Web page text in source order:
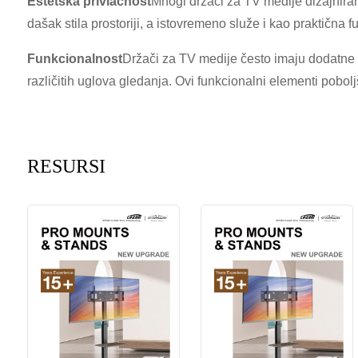
dašak stila prostoriji, a istovremeno služe i kao praktična
FunkcionalnostDržači za TV medije često imaju
različitih uglova gledanja. Ovi funkcionalni elementi
RESURSI